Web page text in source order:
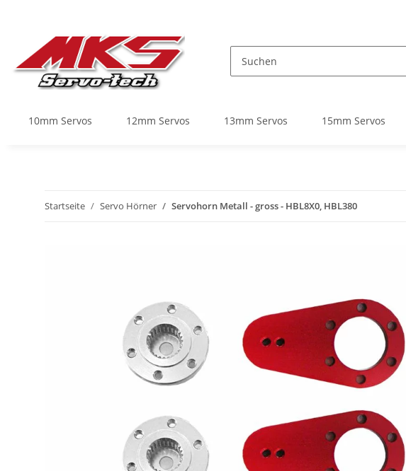
10mm Servos 12mm Servos 13mm Servos 15mm Servos
Startseite Servo Hörner Servohorn Metall - gross - HBL8X0, HBL380